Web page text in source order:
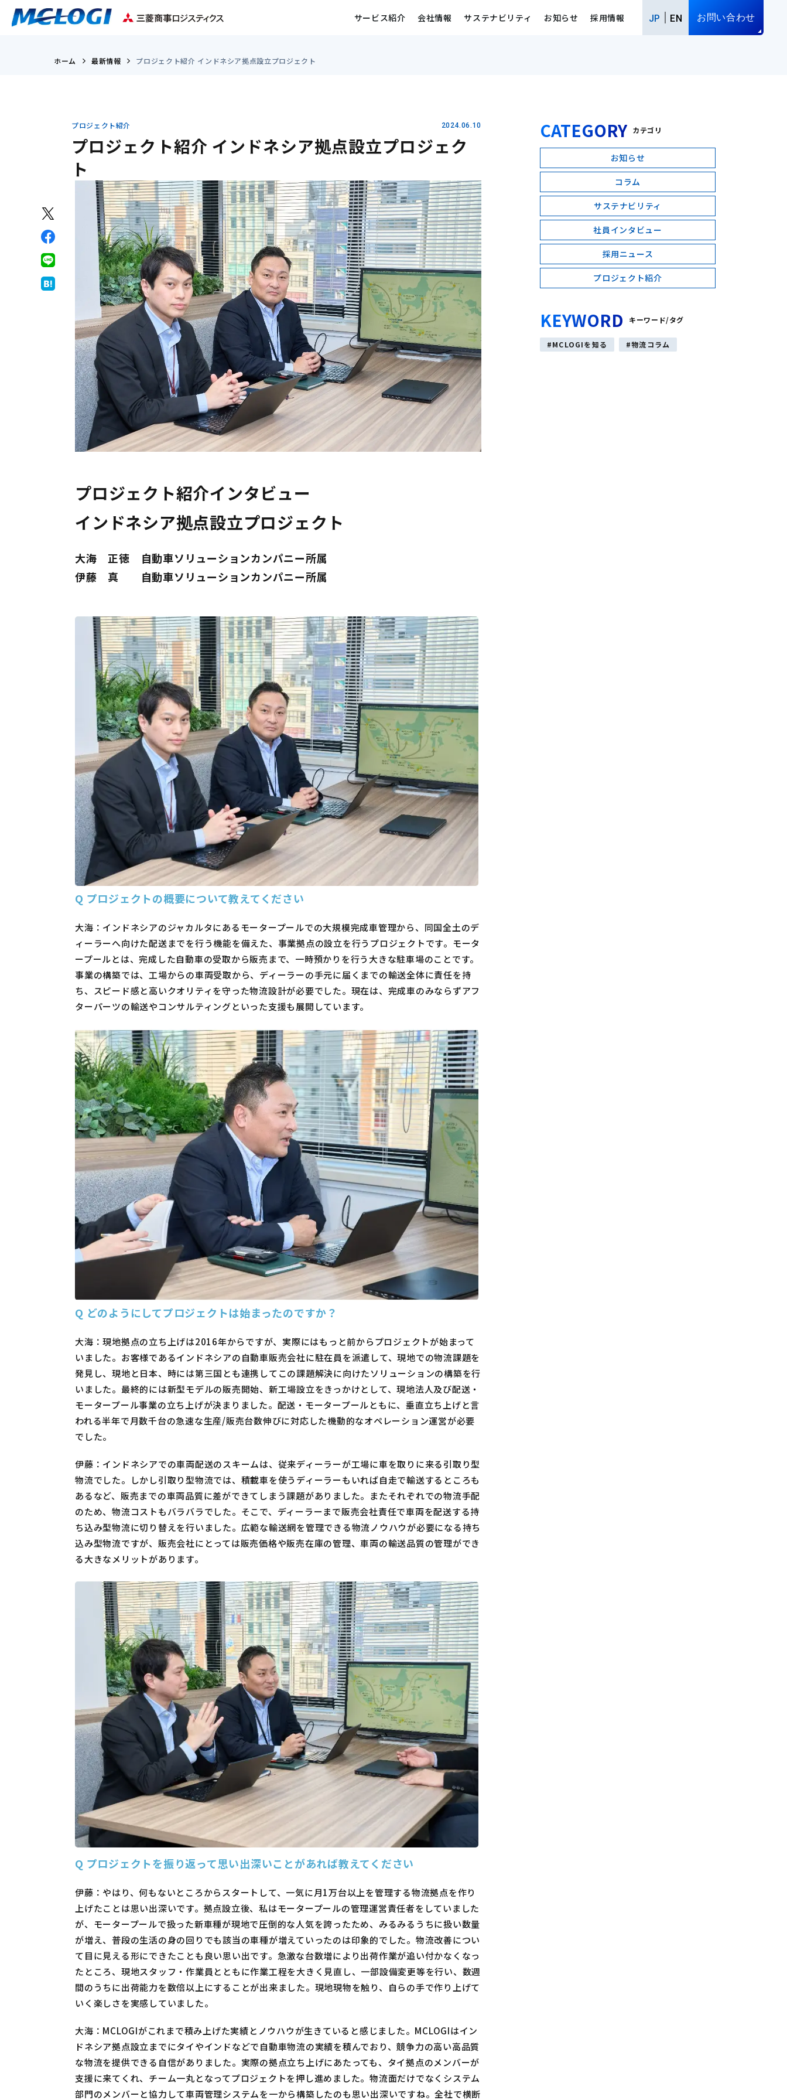
サービス紹介 会社情報 サステナビリティ お知らせ 採用情報 JP EN お問い合わせ
ホーム 最新情報 プロジェクト紹介 インドネシア拠点設立プロジェクト
プロジェクト紹介 2024.06.10
プロジェクト紹介 インドネシア拠点設立プロジェク
ト
プロジェクト紹介インタビュー
インドネシア拠点設立プロジェクト
大海 正徳 自動車ソリューションカンパニー所属
伊藤 真 自動車ソリューションカンパニー所属
Q プロジェクトの概要について教えてください
大海：インドネシアのジャカルタにあるモータープールでの大規模完成車管理から、同国全土のデ
ィーラーへ向けた配送までを行う機能を備えた、事業拠点の設立を行うプロジェクトです。モータ
ープールとは、完成した自動車の受取から販売まで、一時預かりを行う大きな駐車場のことです。
事業の構築では、工場からの車両受取から、ディーラーの手元に届くまでの輸送全体に責任を持
ち、スピード感と高いクオリティを守った物流設計が必要でした。現在は、完成車のみならずアフ
ターパーツの輸送やコンサルティングといった支援も展開しています。
Q どのようにしてプロジェクトは始まったのですか？
大海：現地拠点の立ち上げは2016年からですが、実際にはもっと前からプロジェクトが始まって
いました。お客様であるインドネシアの自動車販売会社に駐在員を派遣して、現地での物流課題を
発見し、現地と日本、時には第三国とも連携してこの課題解決に向けたソリューションの構築を行
いました。最終的には新型モデルの販売開始、新工場設立をきっかけとして、現地法人及び配送・
モータープール事業の立ち上げが決まりました。配送・モータープールともに、垂直立ち上げと言
われる半年で月数千台の急速な生産/販売台数伸びに対応した機動的なオペレーション運営が必要
でした。
伊藤：インドネシアでの車両配送のスキームは、従来ディーラーが工場に車を取りに来る引取り型
物流でした。しかし引取り型物流では、積載車を使うディーラーもいれば自走で輸送するところも
あるなど、販売までの車両品質に差ができてしまう課題がありました。またそれぞれでの物流手配
のため、物流コストもバラバラでした。そこで、ディーラーまで販売会社責任で車両を配送する持
ち込み型物流に切り替えを行いました。広範な輸送網を管理できる物流ノウハウが必要になる持ち
込み型物流ですが、販売会社にとっては販売価格や販売在庫の管理、車両の輸送品質の管理ができ
る大きなメリットがあります。
Q プロジェクトを振り返って思い出深いことがあれば教えてください
伊藤：やはり、何もないところからスタートして、一気に月1万台以上を管理する物流拠点を作り
上げたことは思い出深いです。拠点設立後、私はモータープールの管理運営責任者をしていました
が、モータープールで扱った新車種が現地で圧倒的な人気を誇ったため、みるみるうちに扱い数量
が増え、普段の生活の身の回りでも該当の車種が増えていったのは印象的でした。物流改善につい
て目に見える形にできたことも良い思い出です。急激な台数増により出荷作業が追い付かなくなっ
たところ、現地スタッフ・作業員とともに作業工程を大きく見直し、一部設備変更等を行い、数週
間のうちに出荷能力を数倍以上にすることが出来ました。現地現物を触り、自らの手で作り上げて
いく楽しさを実感していました。
大海：MCLOGIがこれまで積み上げた実績とノウハウが生きていると感じました。MCLOGIはイン
ドネシア拠点設立までにタイやインドなどで自動車物流の実績を積んでおり、競争力の高い高品質
な物流を提供できる自信がありました。実際の拠点立ち上げにあたっても、タイ拠点のメンバーが
支援に来てくれ、チーム一丸となってプロジェクトを押し進めました。物流面だけでなくシステム
部門のメンバーと協力して車両管理システムを一から構築したのも思い出深いですね。全社で横断
CATEGORY カテゴリ
お知らせ
コラム
サステナビリティ
社員インタビュー
採用ニュース
プロジェクト紹介
KEYWORD キーワード/タグ
MCLOGIを知る 物流コラム